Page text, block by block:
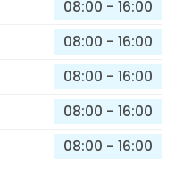
08:00 - 16:00
08:00 - 16:00
08:00 - 16:00
08:00 - 16:00
08:00 - 16:00